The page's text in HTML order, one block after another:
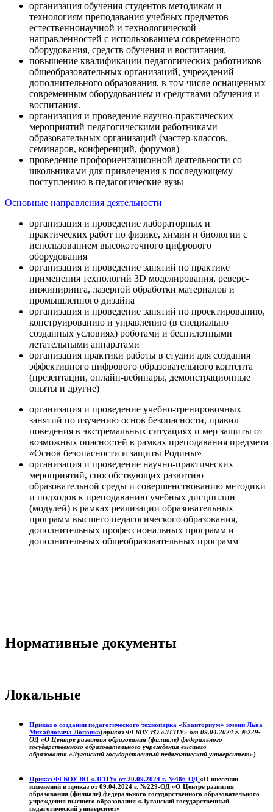
организация обучения студентов методикам и
технологиям преподавания учебных предметов
естественнонаучной и технологической
направленностей с использованием современного
оборудования, средств обучения и воспитания.
повышение квалификации педагогических работников
общеобразовательных организаций, учреждений
дополнительного образования, в том числе оснащенных
современным оборудованием и средствами обучения и
воспитания.
организация и проведение научно-практических
мероприятий педагогическими работниками
образовательных организаций (мастер-классов,
семинаров, конференций, форумов)
проведение профориентационной деятельности со
школьниками для привлечения к последующему
поступлению в педагогические вузы
Основные направления деятельности
организация и проведение лабораторных и
практических работ по физике, химии и биологии с
использованием высокоточного цифрового
оборудования
организация и проведение занятий по практике
применения технологий 3D моделирования, реверс-
инжиниринга, лазерной обработки материалов и
промышленного дизайна
организация и проведение занятий по проектированию,
конструированию и управлению (в специально
созданных условиях) роботами и беспилотными
летательными аппаратами
организация практики работы в студии для создания
эффективного цифрового образовательного контента
(презентации, онлайн-вебинары, демонстрационные
опыты и другие)
организация и проведение учебно-тренировочных
занятий по изучению основ безопасности, правил
поведения в экстремальных ситуациях и мер защиты от
возможных опасностей в рамках преподавания предмета
«Основ безопасности и защиты Родины»
организация и проведение научно-практических
мероприятий, способствующих развитию
образовательной среды и совершенствованию методики
и подходов к преподаванию учебных дисциплин
(модулей) в рамках реализации образовательных
программ высшего педагогического образования,
дополнительных профессиональных программ и
дополнительных общеобразовательных программ
Нормативные документы
Локальные
Приказ о создании педагогического технопарка «Кванториум» имени Льва
Михайловича Лоповка(приказ ФГБОУ ВО «ЛГПУ» от 09.04.2024 г. №229-
ОД «О Центре развития образования (филиале) федерального
государственного образовательного учреждения высшего
образования «Луганский государственный педагогический университет»)
Приказ ФГБОУ ВО «ЛГПУ» от 20.09.2024 г. №486-ОД «О внесении
изменений в приказ от 09.04.2024 г. №229-ОД «О Центре развития
образования (филиале) федерального государственного образовательного
учреждения высшего образования «Луганский государственный
педагогический университет»